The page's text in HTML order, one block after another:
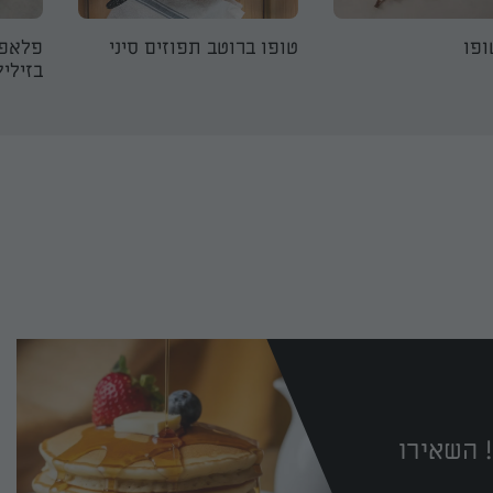
טופו ברוטב תפוזים סיני
השאירו